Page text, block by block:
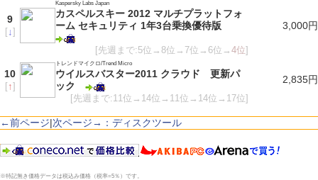
9
[↓]
Kaspersky Labs Japan
カスペルスキー 2012 マルチプラットフォ
ーム セキュリティ 1年3台乗換優待版
[先週まで:5位→8位→7位→6位→4位]
3,000円
10
[↑]
トレンドマイクロ/Trend Micro
ウイルスバスター2011 クラウド 更新パ
ック
[先週まで:11位→14位→11位→14位→17位]
2,835円
←前ページ|次ページ→：ディスクツール
※特記無き価格データは税込み価格（税率=5％）です。